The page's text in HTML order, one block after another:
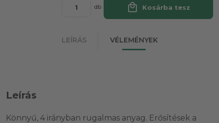
db local_mall Kosárba tesz
LEÍRÁS VÉLEMÉNYEK
Leírás
Könnyű, 4 irányban rugalmas anyag. Erősítések a